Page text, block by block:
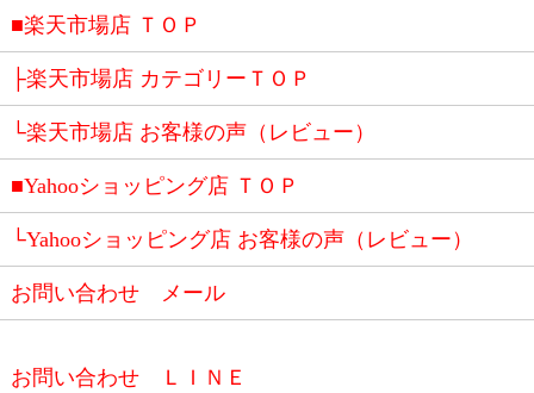
■楽天市場店 ＴＯＰ
├楽天市場店 カテゴリーＴＯＰ
└楽天市場店 お客様の声（レビュー）
■Yahooショッピング店 ＴＯＰ
└Yahooショッピング店 お客様の声（レビュー）
お問い合わせ メール
お問い合わせ ＬＩＮＥ